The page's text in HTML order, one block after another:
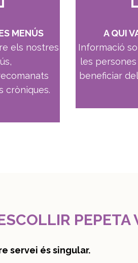
MENÚS
els nostres
cròniques.
A QUI
Informació
les
beneficiar
PEPETA
servei és singular.